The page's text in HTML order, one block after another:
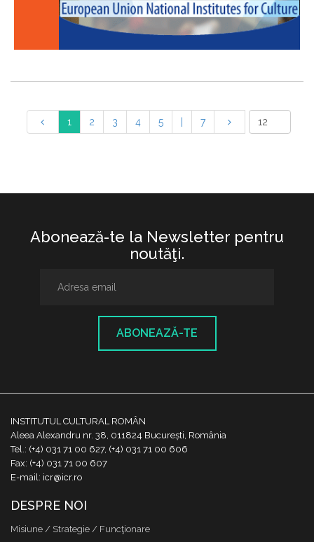
1 2 3 4 5 7
Abonează-te la Newsletter pentru
noutăţi.
ABONEAZĂ-TE
INSTITUTUL CULTURAL ROMÂN
Aleea Alexandru nr. 38, 011824 București, România
Tel.: (+4) 031 71 00 627, (+4) 031 71 00 606
Fax: (+4) 031 71 00 607
E-mail: icr@icr.ro
DESPRE NOI
Misiune / Strategie / Funcţionare